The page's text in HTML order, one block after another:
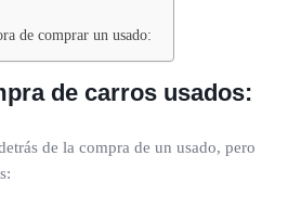
de comprar un usado:
de carros usados:
de la compra de un usado, pero